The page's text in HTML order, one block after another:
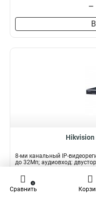
–
Hikvision
8-ми канальный IP-
до 32Мп; аудиовход:
Подробнее
Наличие:
Сравнить
0